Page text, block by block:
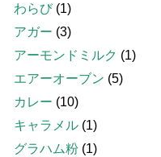
わらび(1)
アガー (3)
アーモンドミルク (1)
エアーオーブン (5)
カレー (10)
キャラメル (1)
グラハム粉 (1)